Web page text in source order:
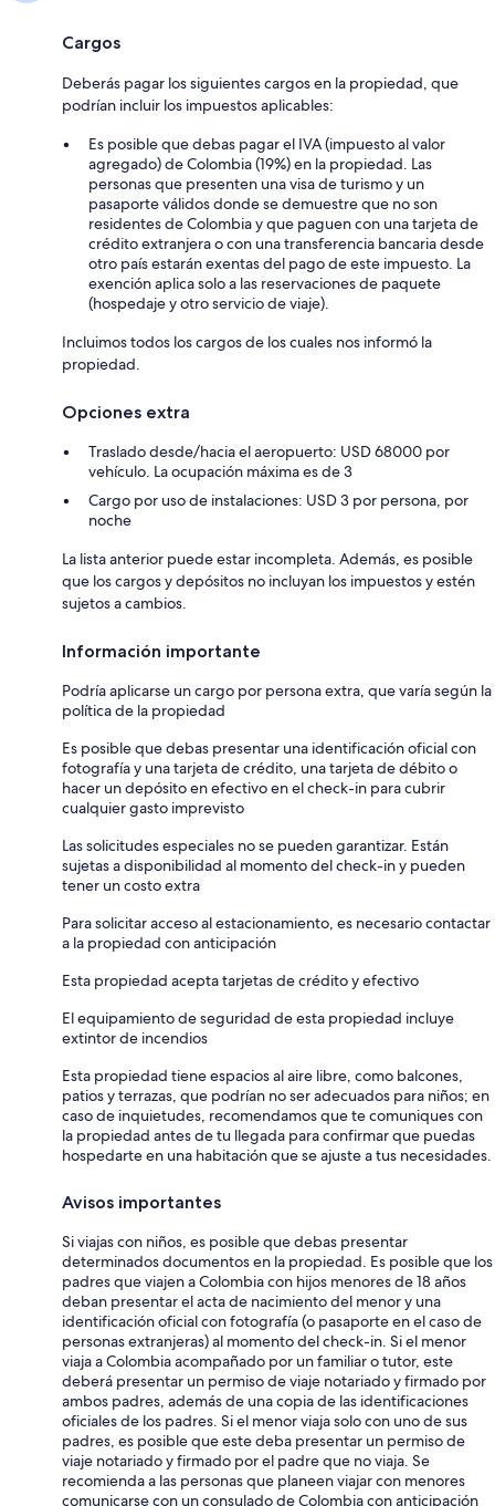
Cargos
Deberás pagar los siguientes cargos en la propiedad, que
podrían incluir los impuestos aplicables:
Es posible que debas pagar el IVA (impuesto al valor
agregado) de Colombia (19%) en la propiedad. Las
personas que presenten una visa de turismo y un
pasaporte válidos donde se demuestre que no son
residentes de Colombia y que paguen con una tarjeta de
crédito extranjera o con una transferencia bancaria desde
otro país estarán exentas del pago de este impuesto. La
exención aplica solo a las reservaciones de paquete
(hospedaje y otro servicio de viaje).
Incluimos todos los cargos de los cuales nos informó la
propiedad.
Opciones extra
Traslado desde/hacia el aeropuerto: USD 68000 por
vehículo. La ocupación máxima es de 3
Cargo por uso de instalaciones: USD 3 por persona, por
noche
La lista anterior puede estar incompleta. Además, es posible
que los cargos y depósitos no incluyan los impuestos y estén
sujetos a cambios.
Información importante
Podría aplicarse un cargo por persona extra, que varía según la
política de la propiedad
Es posible que debas presentar una identificación oficial con
fotografía y una tarjeta de crédito, una tarjeta de débito o
hacer un depósito en efectivo en el check-in para cubrir
cualquier gasto imprevisto
Las solicitudes especiales no se pueden garantizar. Están
sujetas a disponibilidad al momento del check-in y pueden
tener un costo extra
Para solicitar acceso al estacionamiento, es necesario contactar
a la propiedad con anticipación
Esta propiedad acepta tarjetas de crédito y efectivo
El equipamiento de seguridad de esta propiedad incluye
extintor de incendios
Esta propiedad tiene espacios al aire libre, como balcones,
patios y terrazas, que podrían no ser adecuados para niños; en
caso de inquietudes, recomendamos que te comuniques con
la propiedad antes de tu llegada para confirmar que puedas
hospedarte en una habitación que se ajuste a tus necesidades.
Avisos importantes
Si viajas con niños, es posible que debas presentar
determinados documentos en la propiedad. Es posible que los
padres que viajen a Colombia con hijos menores de 18 años
deban presentar el acta de nacimiento del menor y una
identificación oficial con fotografía (o pasaporte en el caso de
personas extranjeras) al momento del check-in. Si el menor
viaja a Colombia acompañado por un familiar o tutor, este
deberá presentar un permiso de viaje notariado y firmado por
ambos padres, además de una copia de las identificaciones
oficiales de los padres. Si el menor viaja solo con uno de sus
padres, es posible que este deba presentar un permiso de
viaje notariado y firmado por el padre que no viaja. Se
recomienda a las personas que planeen viajar con menores
comunicarse con un consulado de Colombia con anticipación